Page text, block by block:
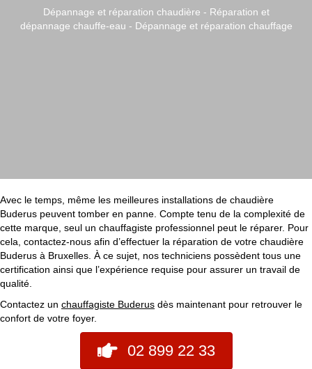
Dépannage et réparation chaudière - Réparation et
dépannage chauffe-eau - Dépannage et réparation chauffage
Avec le temps, même les meilleures installations de chaudière
Buderus peuvent tomber en panne. Compte tenu de la complexité de
cette marque, seul un chauffagiste professionnel peut le réparer. Pour
cela, contactez-nous afin d’effectuer la réparation de votre chaudière
Buderus à Bruxelles. À ce sujet, nos techniciens possèdent tous une
certification ainsi que l’expérience requise pour assurer un travail de
qualité.
Contactez un chauffagiste Buderus dès maintenant pour retrouver le
confort de votre foyer.
02 899 22 33